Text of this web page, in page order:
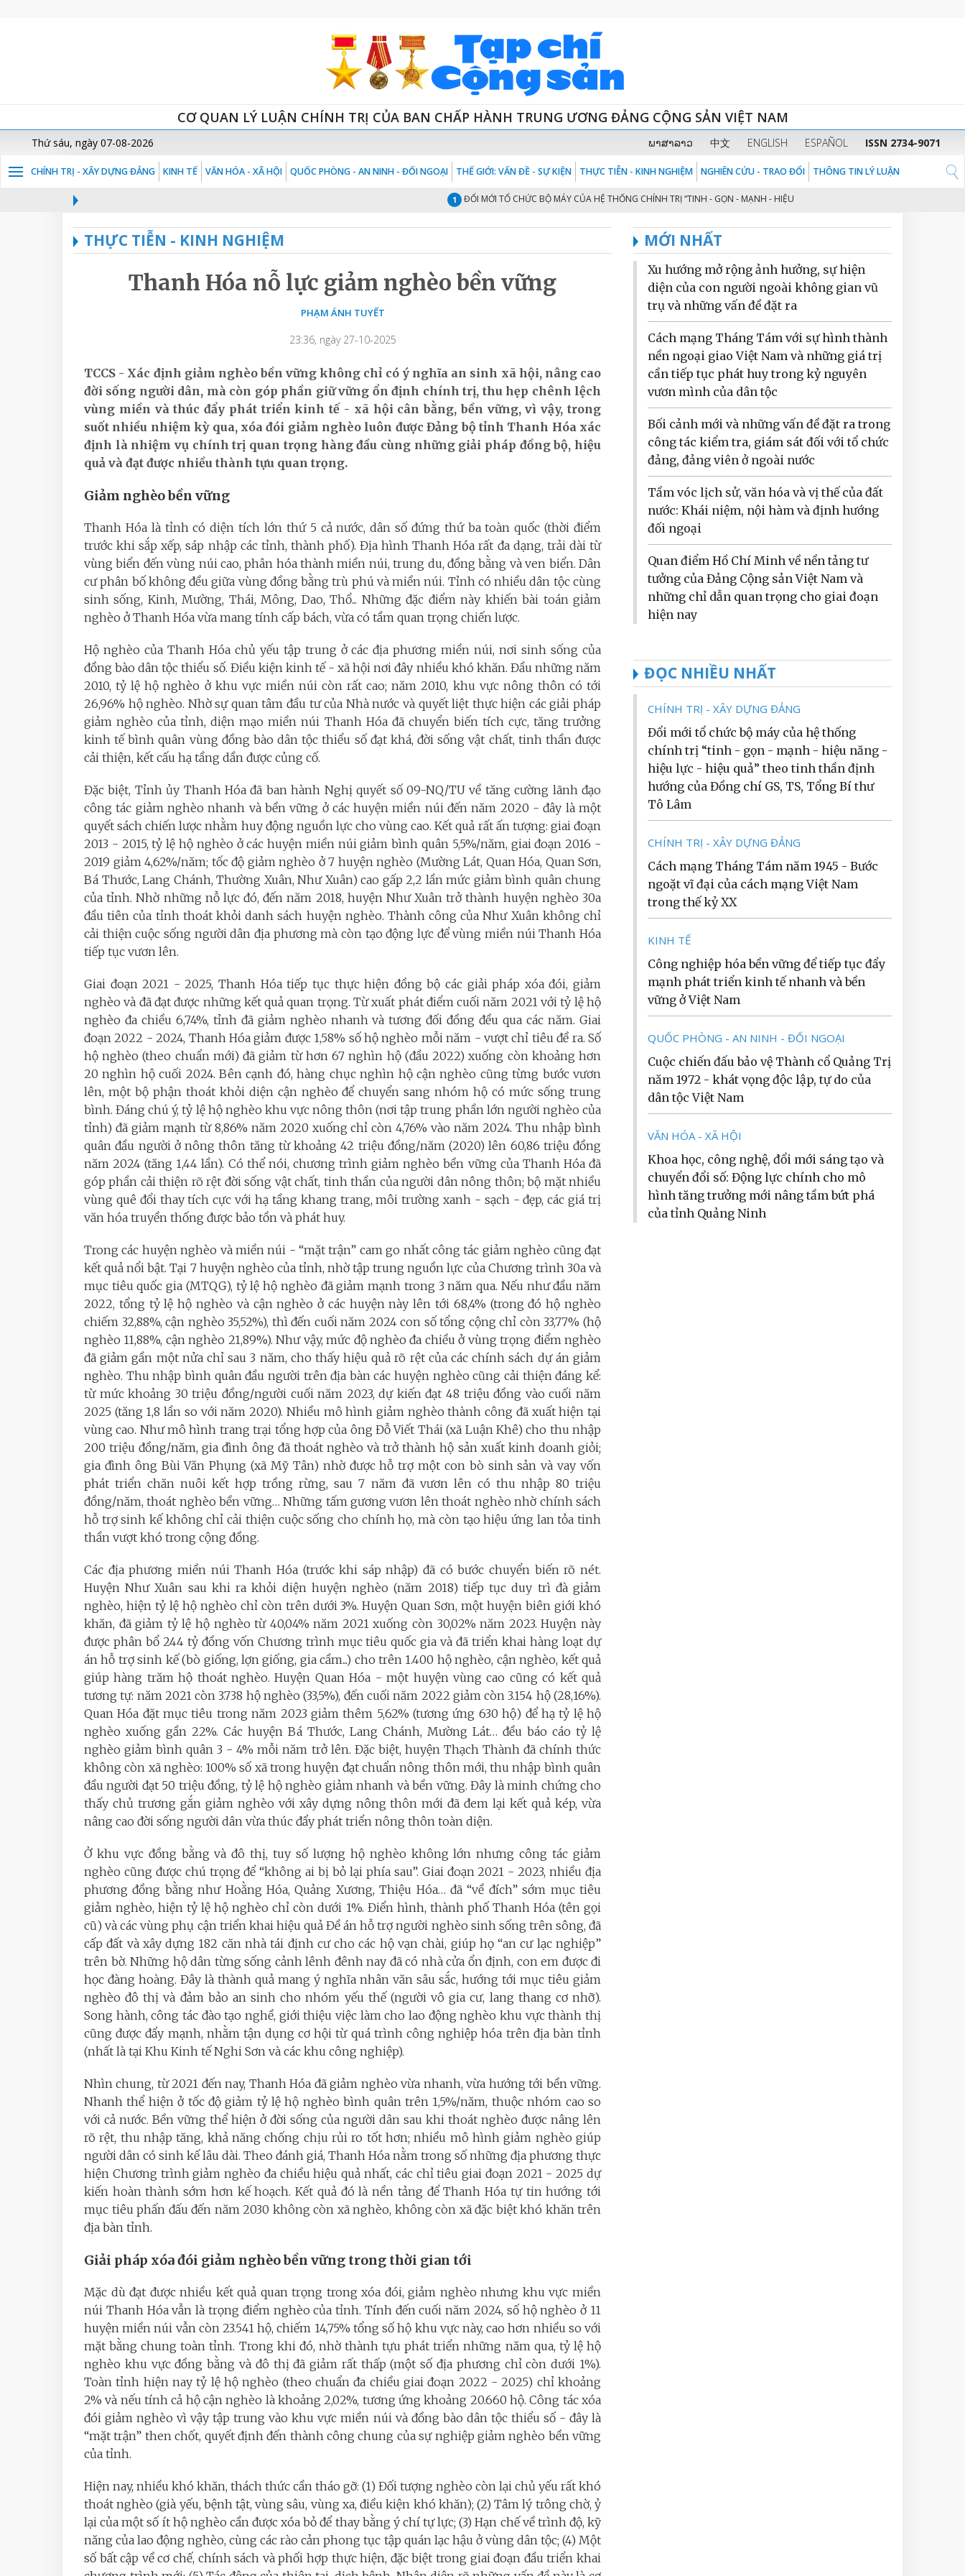
CƠ QUAN LÝ LUẬN CHÍNH TRỊ CỦA BAN CHẤP HÀNH TRUNG ƯƠNG ĐẢNG CỘNG SẢN VIỆT NAM
Thứ sáu, ngày 07-08-2026 ພາສາລາວ 中文 ENGLISH ESPAÑOL ISSN 2734-9071
CHÍNH TRỊ - XÂY DỰNG ĐẢNG KINH TẾ VĂN HÓA - XÃ HỘI QUỐC PHÒNG - AN NINH - ĐỐI NGOẠI THẾ GIỚI: VẤN ĐỀ - SỰ KIỆN THỰC TIỄN - KINH NGHIỆM NGHIÊN CỨU - TRAO ĐỔI THÔNG TIN LÝ LUẬN
ĐỔI MỚI TỔ CHỨC BỘ MÁY CỦA HỆ THỐNG CHÍNH TRỊ “TINH - GỌN - MẠNH - HIỆU NĂNG - HIỆU LỰC - HIỆU QUẢ” THEO TINH
THỰC TIỄN - KINH NGHIỆM
Thanh Hóa nỗ lực giảm nghèo bền vững
PHẠM ÁNH TUYẾT
23:36, ngày 27-10-2025
TCCS - Xác định giảm nghèo bền vững không chỉ có ý nghĩa an sinh xã hội, nâng cao
đời sống người dân, mà còn góp phần giữ vững ổn định chính trị, thu hẹp chênh lệch
vùng miền và thúc đẩy phát triển kinh tế - xã hội cân bằng, bền vững, vì vậy, trong
suốt nhiều nhiệm kỳ qua, xóa đói giảm nghèo luôn được Đảng bộ tỉnh Thanh Hóa xác
định là nhiệm vụ chính trị quan trọng hàng đầu cùng những giải pháp đồng bộ, hiệu
quả và đạt được nhiều thành tựu quan trọng.
Giảm nghèo bền vững
Thanh Hóa là tỉnh có diện tích lớn thứ 5 cả nước, dân số đứng thứ ba toàn quốc (thời điểm
trước khi sắp xếp, sáp nhập các tỉnh, thành phố). Địa hình Thanh Hóa rất đa dạng, trải dài từ
vùng biển đến vùng núi cao, phân hóa thành miền núi, trung du, đồng bằng và ven biển. Dân
cư phân bố không đều giữa vùng đồng bằng trù phú và miền núi. Tỉnh có nhiều dân tộc cùng
sinh sống, Kinh, Mường, Thái, Mông, Dao, Thổ... Những đặc điểm này khiến bài toán giảm
nghèo ở Thanh Hóa vừa mang tính cấp bách, vừa có tầm quan trọng chiến lược.
Hộ nghèo của Thanh Hóa chủ yếu tập trung ở các địa phương miền núi, nơi sinh sống của
đồng bào dân tộc thiểu số. Điều kiện kinh tế - xã hội nơi đây nhiều khó khăn. Đầu những năm
2010, tỷ lệ hộ nghèo ở khu vực miền núi còn rất cao; năm 2010, khu vực nông thôn có tới
26,96% hộ nghèo. Nhờ sự quan tâm đầu tư của Nhà nước và quyết liệt thực hiện các giải pháp
giảm nghèo của tỉnh, diện mạo miền núi Thanh Hóa đã chuyển biến tích cực, tăng trưởng
kinh tế bình quân vùng đồng bào dân tộc thiểu số đạt khá, đời sống vật chất, tinh thần được
cải thiện, kết cấu hạ tầng dần được củng cố.
Đặc biệt, Tỉnh ủy Thanh Hóa đã ban hành Nghị quyết số 09-NQ/TU về tăng cường lãnh đạo
công tác giảm nghèo nhanh và bền vững ở các huyện miền núi đến năm 2020 - đây là một
quyết sách chiến lược nhằm huy động nguồn lực cho vùng cao. Kết quả rất ấn tượng: giai đoạn
2013 - 2015, tỷ lệ hộ nghèo ở các huyện miền núi giảm bình quân 5,5%/năm, giai đoạn 2016 -
2019 giảm 4,62%/năm; tốc độ giảm nghèo ở 7 huyện nghèo (Mường Lát, Quan Hóa, Quan Sơn,
Bá Thước, Lang Chánh, Thường Xuân, Như Xuân) cao gấp 2,2 lần mức giảm bình quân chung
của tỉnh. Nhờ những nỗ lực đó, đến năm 2018, huyện Như Xuân trở thành huyện nghèo 30a
đầu tiên của tỉnh thoát khỏi danh sách huyện nghèo. Thành công của Như Xuân không chỉ
cải thiện cuộc sống người dân địa phương mà còn tạo động lực để vùng miền núi Thanh Hóa
tiếp tục vươn lên.
Giai đoạn 2021 - 2025, Thanh Hóa tiếp tục thực hiện đồng bộ các giải pháp xóa đói, giảm
nghèo và đã đạt được những kết quả quan trọng. Từ xuất phát điểm cuối năm 2021 với tỷ lệ hộ
nghèo đa chiều 6,74%, tỉnh đã giảm nghèo nhanh và tương đối đồng đều qua các năm. Giai
đoạn 2022 - 2024, Thanh Hóa giảm được 1,58% số hộ nghèo mỗi năm - vượt chỉ tiêu đề ra. Số
hộ nghèo (theo chuẩn mới) đã giảm từ hơn 67 nghìn hộ (đầu 2022) xuống còn khoảng hơn
20 nghìn hộ cuối 2024. Bên cạnh đó, hàng chục nghìn hộ cận nghèo cũng từng bước vươn
lên, một bộ phận thoát khỏi diện cận nghèo để chuyển sang nhóm hộ có mức sống trung
bình. Đáng chú ý, tỷ lệ hộ nghèo khu vực nông thôn (nơi tập trung phần lớn người nghèo của
tỉnh) đã giảm mạnh từ 8,86% năm 2020 xuống chỉ còn 4,76% vào năm 2024. Thu nhập bình
quân đầu người ở nông thôn tăng từ khoảng 42 triệu đồng/năm (2020) lên 60,86 triệu đồng
năm 2024 (tăng 1,44 lần). Có thể nói, chương trình giảm nghèo bền vững của Thanh Hóa đã
góp phần cải thiện rõ rệt đời sống vật chất, tinh thần của người dân nông thôn; bộ mặt nhiều
vùng quê đổi thay tích cực với hạ tầng khang trang, môi trường xanh - sạch - đẹp, các giá trị
văn hóa truyền thống được bảo tồn và phát huy.
Trong các huyện nghèo và miền núi - “mặt trận” cam go nhất công tác giảm nghèo cũng đạt
kết quả nổi bật. Tại 7 huyện nghèo của tỉnh, nhờ tập trung nguồn lực của Chương trình 30a và
mục tiêu quốc gia (MTQG), tỷ lệ hộ nghèo đã giảm mạnh trong 3 năm qua. Nếu như đầu năm
2022, tổng tỷ lệ hộ nghèo và cận nghèo ở các huyện này lên tới 68,4% (trong đó hộ nghèo
chiếm 32,88%, cận nghèo 35,52%), thì đến cuối năm 2024 con số tổng cộng chỉ còn 33,77% (hộ
nghèo 11,88%, cận nghèo 21,89%). Như vậy, mức độ nghèo đa chiều ở vùng trọng điểm nghèo
đã giảm gần một nửa chỉ sau 3 năm, cho thấy hiệu quả rõ rệt của các chính sách dự án giảm
nghèo. Thu nhập bình quân đầu người trên địa bàn các huyện nghèo cũng cải thiện đáng kể:
từ mức khoảng 30 triệu đồng/người cuối năm 2023, dự kiến đạt 48 triệu đồng vào cuối năm
2025 (tăng 1,8 lần so với năm 2020). Nhiều mô hình giảm nghèo thành công đã xuất hiện tại
vùng cao. Như mô hình trang trại tổng hợp của ông Đỗ Viết Thái (xã Luận Khê) cho thu nhập
200 triệu đồng/năm, gia đình ông đã thoát nghèo và trở thành hộ sản xuất kinh doanh giỏi;
gia đình ông Bùi Văn Phụng (xã Mỹ Tân) nhờ được hỗ trợ một con bò sinh sản và vay vốn
phát triển chăn nuôi kết hợp trồng rừng, sau 7 năm đã vươn lên có thu nhập 80 triệu
đồng/năm, thoát nghèo bền vững… Những tấm gương vươn lên thoát nghèo nhờ chính sách
hỗ trợ sinh kế không chỉ cải thiện cuộc sống cho chính họ, mà còn tạo hiệu ứng lan tỏa tinh
thần vượt khó trong cộng đồng.
Các địa phương miền núi Thanh Hóa (trước khi sáp nhập) đã có bước chuyển biến rõ nét.
Huyện Như Xuân sau khi ra khỏi diện huyện nghèo (năm 2018) tiếp tục duy trì đà giảm
nghèo, hiện tỷ lệ hộ nghèo chỉ còn trên dưới 3%. Huyện Quan Sơn, một huyện biên giới khó
khăn, đã giảm tỷ lệ hộ nghèo từ 40,04% năm 2021 xuống còn 30,02% năm 2023. Huyện này
được phân bổ 244 tỷ đồng vốn Chương trình mục tiêu quốc gia và đã triển khai hàng loạt dự
án hỗ trợ sinh kế (bò giống, lợn giống, gia cầm...) cho trên 1.400 hộ nghèo, cận nghèo, kết quả
giúp hàng trăm hộ thoát nghèo. Huyện Quan Hóa - một huyện vùng cao cũng có kết quả
tương tự: năm 2021 còn 3.738 hộ nghèo (33,5%), đến cuối năm 2022 giảm còn 3.154 hộ (28,16%).
Quan Hóa đặt mục tiêu trong năm 2023 giảm thêm 5,62% (tương ứng 630 hộ) để hạ tỷ lệ hộ
nghèo xuống gần 22%. Các huyện Bá Thước, Lang Chánh, Mường Lát… đều báo cáo tỷ lệ
nghèo giảm bình quân 3 - 4% mỗi năm trở lên. Đặc biệt, huyện Thạch Thành đã chính thức
không còn xã nghèo: 100% số xã trong huyện đạt chuẩn nông thôn mới, thu nhập bình quân
đầu người đạt 50 triệu đồng, tỷ lệ hộ nghèo giảm nhanh và bền vững. Đây là minh chứng cho
thấy chủ trương gắn giảm nghèo với xây dựng nông thôn mới đã đem lại kết quả kép, vừa
nâng cao đời sống người dân vừa thúc đẩy phát triển nông thôn toàn diện.
Ở khu vực đồng bằng và đô thị, tuy số lượng hộ nghèo không lớn nhưng công tác giảm
nghèo cũng được chú trọng để “không ai bị bỏ lại phía sau”. Giai đoạn 2021 - 2023, nhiều địa
phương đồng bằng như Hoằng Hóa, Quảng Xương, Thiệu Hóa… đã “về đích” sớm mục tiêu
giảm nghèo, hiện tỷ lệ hộ nghèo chỉ còn dưới 1%. Điển hình, thành phố Thanh Hóa (tên gọi
cũ) và các vùng phụ cận triển khai hiệu quả Đề án hỗ trợ người nghèo sinh sống trên sông, đã
cấp đất và xây dựng 182 căn nhà tái định cư cho các hộ vạn chài, giúp họ “an cư lạc nghiệp”
trên bờ. Những hộ dân từng sống cảnh lênh đênh nay đã có nhà cửa ổn định, con em được đi
học đàng hoàng. Đây là thành quả mang ý nghĩa nhân văn sâu sắc, hướng tới mục tiêu giảm
nghèo đô thị và đảm bảo an sinh cho nhóm yếu thế (người vô gia cư, lang thang cơ nhỡ).
Song hành, công tác đào tạo nghề, giới thiệu việc làm cho lao động nghèo khu vực thành thị
cũng được đẩy mạnh, nhằm tận dụng cơ hội từ quá trình công nghiệp hóa trên địa bàn tỉnh
(nhất là tại Khu Kinh tế Nghi Sơn và các khu công nghiệp).
Nhìn chung, từ 2021 đến nay, Thanh Hóa đã giảm nghèo vừa nhanh, vừa hướng tới bền vững.
Nhanh thể hiện ở tốc độ giảm tỷ lệ hộ nghèo bình quân trên 1,5%/năm, thuộc nhóm cao so
với cả nước. Bền vững thể hiện ở đời sống của người dân sau khi thoát nghèo được nâng lên
rõ rệt, thu nhập tăng, khả năng chống chịu rủi ro tốt hơn; nhiều mô hình giảm nghèo giúp
người dân có sinh kế lâu dài. Theo đánh giá, Thanh Hóa nằm trong số những địa phương thực
hiện Chương trình giảm nghèo đa chiều hiệu quả nhất, các chỉ tiêu giai đoạn 2021 - 2025 dự
kiến hoàn thành sớm hơn kế hoạch. Kết quả đó là nền tảng để Thanh Hóa tự tin hướng tới
mục tiêu phấn đấu đến năm 2030 không còn xã nghèo, không còn xã đặc biệt khó khăn trên
địa bàn tỉnh.
Giải pháp xóa đói giảm nghèo bền vững trong thời gian tới
Mặc dù đạt được nhiều kết quả quan trọng trong xóa đói, giảm nghèo nhưng khu vực miền
núi Thanh Hóa vẫn là trọng điểm nghèo của tỉnh. Tính đến cuối năm 2024, số hộ nghèo ở 11
huyện miền núi vẫn còn 23.541 hộ, chiếm 14,75% tổng số hộ khu vực này, cao hơn nhiều so với
mặt bằng chung toàn tỉnh. Trong khi đó, nhờ thành tựu phát triển những năm qua, tỷ lệ hộ
nghèo khu vực đồng bằng và đô thị đã giảm rất thấp (một số địa phương chỉ còn dưới 1%).
Toàn tỉnh hiện nay tỷ lệ hộ nghèo (theo chuẩn đa chiều giai đoạn 2022 - 2025) chỉ khoảng
2% và nếu tính cả hộ cận nghèo là khoảng 2,02%, tương ứng khoảng 20.660 hộ. Công tác xóa
đói giảm nghèo vì vậy tập trung vào khu vực miền núi và đồng bào dân tộc thiểu số - đây là
“mặt trận” then chốt, quyết định đến thành công chung của sự nghiệp giảm nghèo bền vững
của tỉnh.
Hiện nay, nhiều khó khăn, thách thức cần tháo gỡ: (1) Đối tượng nghèo còn lại chủ yếu rất khó
thoát nghèo (già yếu, bệnh tật, vùng sâu, vùng xa, điều kiện khó khăn); (2) Tâm lý trông chờ, ỷ
lại của một số ít hộ nghèo cần được xóa bỏ để thay bằng ý chí tự lực; (3) Hạn chế về trình độ, kỹ
năng của lao động nghèo, cùng các rào cản phong tục tập quán lạc hậu ở vùng dân tộc; (4) Một
số bất cập về cơ chế, chính sách và phối hợp thực hiện, đặc biệt trong giai đoạn đầu triển khai
MỚI NHẤT
Xu hướng mở rộng ảnh hưởng, sự hiện
diện của con người ngoài không gian vũ
trụ và những vấn đề đặt ra
Cách mạng Tháng Tám với sự hình thành
nền ngoại giao Việt Nam và những giá trị
cần tiếp tục phát huy trong kỷ nguyên
vươn mình của dân tộc
Bối cảnh mới và những vấn đề đặt ra trong
công tác kiểm tra, giám sát đối với tổ chức
đảng, đảng viên ở ngoài nước
Tầm vóc lịch sử, văn hóa và vị thế của đất
nước: Khái niệm, nội hàm và định hướng
đối ngoại
Quan điểm Hồ Chí Minh về nền tảng tư
tưởng của Đảng Cộng sản Việt Nam và
những chỉ dẫn quan trọng cho giai đoạn
hiện nay
ĐỌC NHIỀU NHẤT
CHÍNH TRỊ - XÂY DỰNG ĐẢNG
Đổi mới tổ chức bộ máy của hệ thống
chính trị “tinh - gọn - mạnh - hiệu năng -
hiệu lực - hiệu quả” theo tinh thần định
hướng của Đồng chí GS, TS, Tổng Bí thư
Tô Lâm
CHÍNH TRỊ - XÂY DỰNG ĐẢNG
Cách mạng Tháng Tám năm 1945 - Bước
ngoặt vĩ đại của cách mạng Việt Nam
trong thế kỷ XX
KINH TẾ
Công nghiệp hóa bền vững để tiếp tục đẩy
mạnh phát triển kinh tế nhanh và bền
vững ở Việt Nam
QUỐC PHÒNG - AN NINH - ĐỐI NGOẠI
Cuộc chiến đấu bảo vệ Thành cổ Quảng Trị
năm 1972 - khát vọng độc lập, tự do của
dân tộc Việt Nam
VĂN HÓA - XÃ HỘI
Khoa học, công nghệ, đổi mới sáng tạo và
chuyển đổi số: Động lực chính cho mô
hình tăng trưởng mới nâng tầm bứt phá
của tỉnh Quảng Ninh